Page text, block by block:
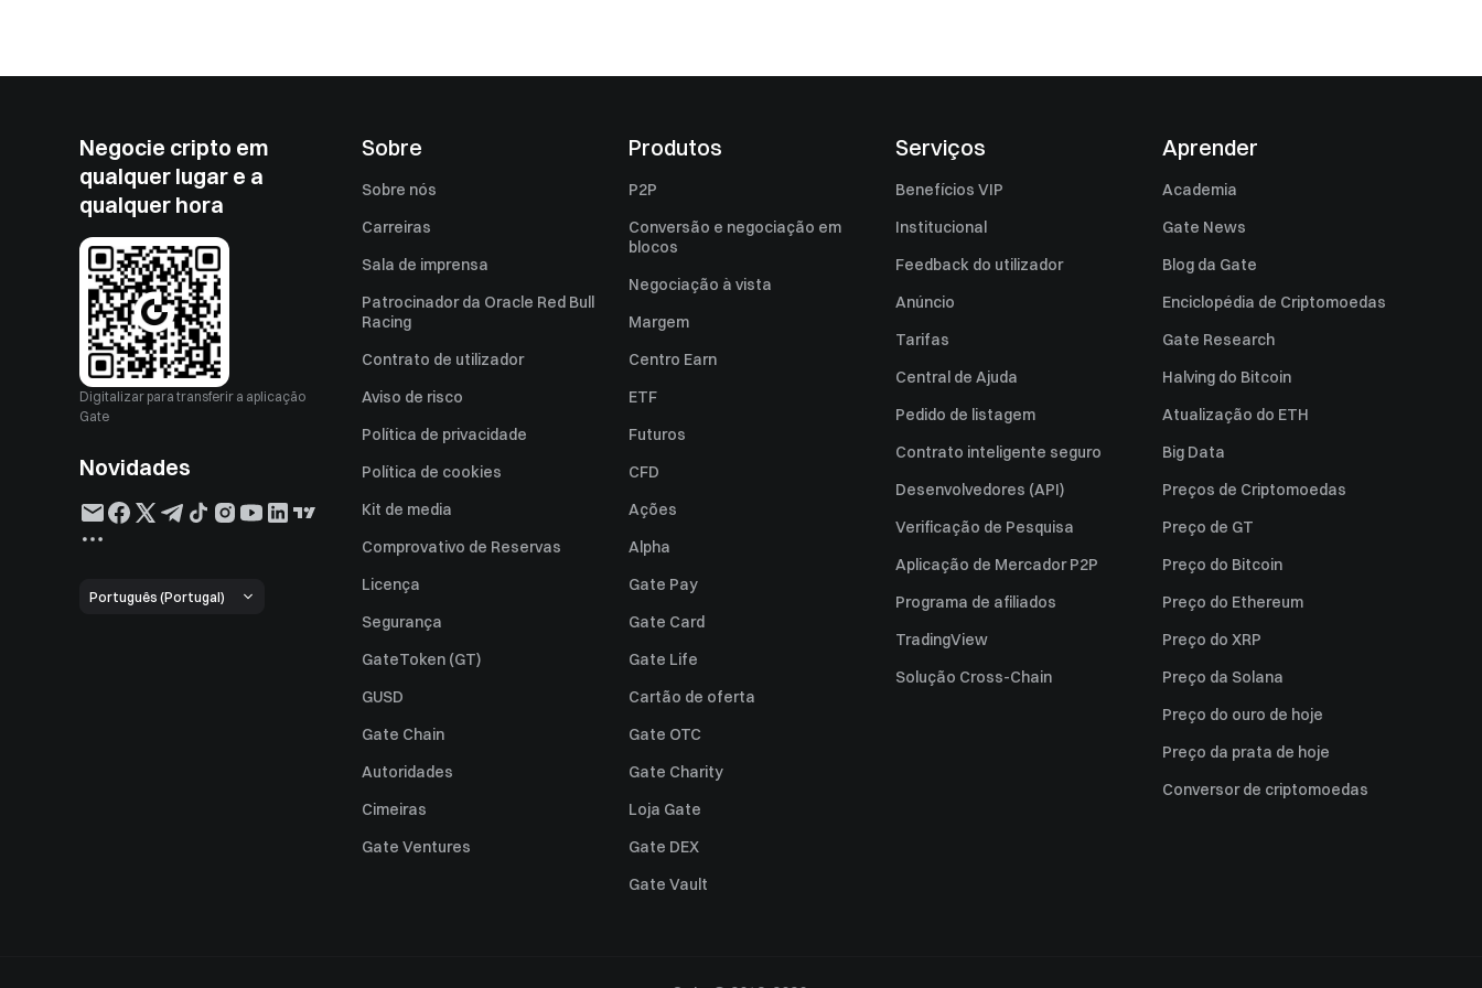
Negocie cripto em
qualquer lugar e a
qualquer hora
Digitalizar para transferir a aplicação
Gate
Novidades
Português (Portugal)
Sobre
Sobre nós
Carreiras
Sala de imprensa
Patrocinador da Oracle Red Bull
Racing
Contrato de utilizador
Aviso de risco
Política de privacidade
Política de cookies
Kit de media
Comprovativo de Reservas
Licença
Segurança
GateToken (GT)
GUSD
Gate Chain
Autoridades
Cimeiras
Gate Ventures
Produtos
P2P
Conversão e negociação em
blocos
Negociação à vista
Margem
Centro Earn
ETF
Futuros
CFD
Ações
Alpha
Gate Pay
Gate Card
Gate Life
Cartão de oferta
Gate OTC
Gate Charity
Loja Gate
Gate DEX
Gate Vault
Serviços
Benefícios VIP
Institucional
Feedback do utilizador
Anúncio
Tarifas
Central de Ajuda
Pedido de listagem
Contrato inteligente seguro
Desenvolvedores (API)
Verificação de Pesquisa
Aplicação de Mercador P2P
Programa de afiliados
TradingView
Solução Cross-Chain
Aprender
Academia
Gate News
Blog da Gate
Enciclopédia de Criptomoedas
Gate Research
Halving do Bitcoin
Atualização do ETH
Big Data
Preços de Criptomoedas
Preço de GT
Preço do Bitcoin
Preço do Ethereum
Preço do XRP
Preço da Solana
Preço do ouro de hoje
Preço da prata de hoje
Conversor de criptomoedas